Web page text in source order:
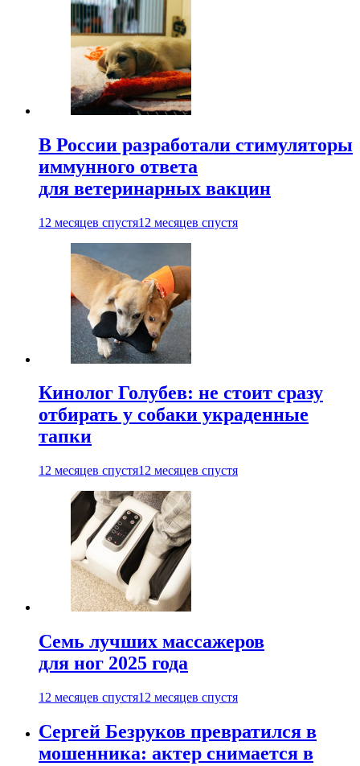
В России разработали стимуляторы
иммунного ответа
для ветеринарных вакцин
12 месяцев спустя12 месяцев спустя
Кинолог Голубев: не стоит сразу
отбирать у собаки украденные
тапки
12 месяцев спустя12 месяцев спустя
Семь лучших массажеров
для ног 2025 года
12 месяцев спустя12 месяцев спустя
Сергей Безруков превратился в
мошенника: актер снимается в